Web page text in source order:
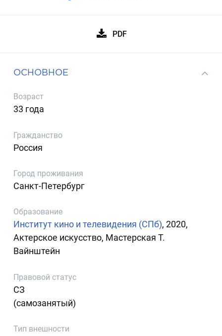
PDF
ОСНОВНОЕ
Возраст
33 года
Гражданство
Россия
Город проживания
Санкт-Петербург
Образование
Институт кино и телевидения (СПб), 2020,
Актерское искусство, Мастерская Т.
Вайнштейн
Правовой статус
СЗ
(самозанятый)
Тип внешности